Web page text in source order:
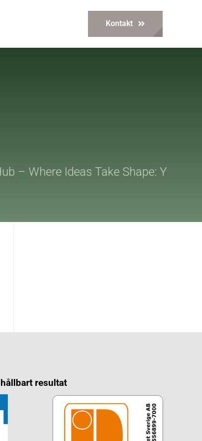
Kontakt
Where Ideas Take Shape: Your
resultat